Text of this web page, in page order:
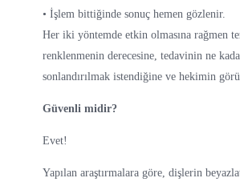
• İşlem bittiğinde sonuç hemen gözlenir.
Her iki yöntemde etkin olmasına rağmen
renklenmenin derecesine, tedavinin ne
sonlandırılmak istendiğine ve hekimin
Güvenli midir?
Evet!
Yapılan araştırmalara göre, dişlerin